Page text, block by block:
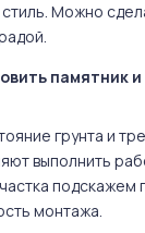
Можно
памятник и
грунта и
выполнить
подскажем
монтажа.